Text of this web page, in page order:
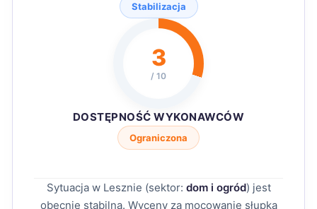
Stabilizacja
3
/ 10
DOSTĘPNOŚĆ WYKONAWCÓW
Ograniczona
Sytuacja w Lesznie (sektor: dom i ogród) jest
obecnie stabilna. Wyceny za mocowanie słupka